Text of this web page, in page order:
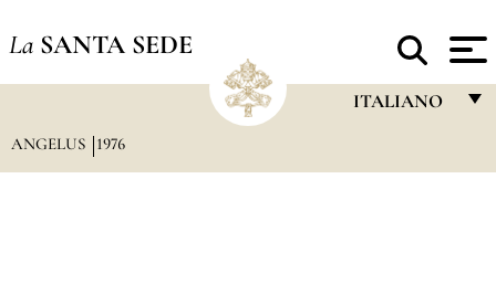
La SANTA SEDE
ITALIANO
ANGELUS 1976